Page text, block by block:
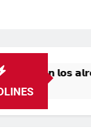
𝗱𝗲𝗹